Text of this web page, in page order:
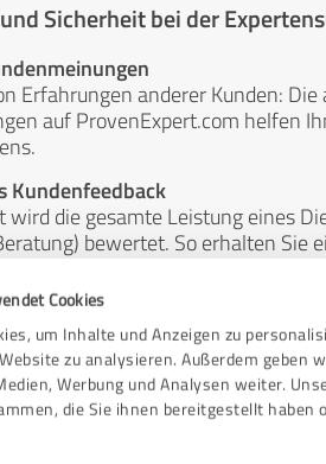
Cookies
um Inhalte und Anzeigen zu
zu analysieren. Außerdem
Werbung und Analysen weiter.
die Sie ihnen bereitgestellt
Sicherheit bei der
Erfahrungen anderer Kunden:
auf ProvenExpert.com helfen
Kundenfeedback
wird die gesamte Leistung eines
bewertet. So erhalten Sie
kostenlos,
können nicht gekauft